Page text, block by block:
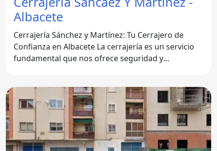
Albacete
Cerrajería Sánchez y Martínez: Tu Cerrajero de
Confianza en Albacete La cerrajería es un servicio
fundamental que nos ofrece seguridad y